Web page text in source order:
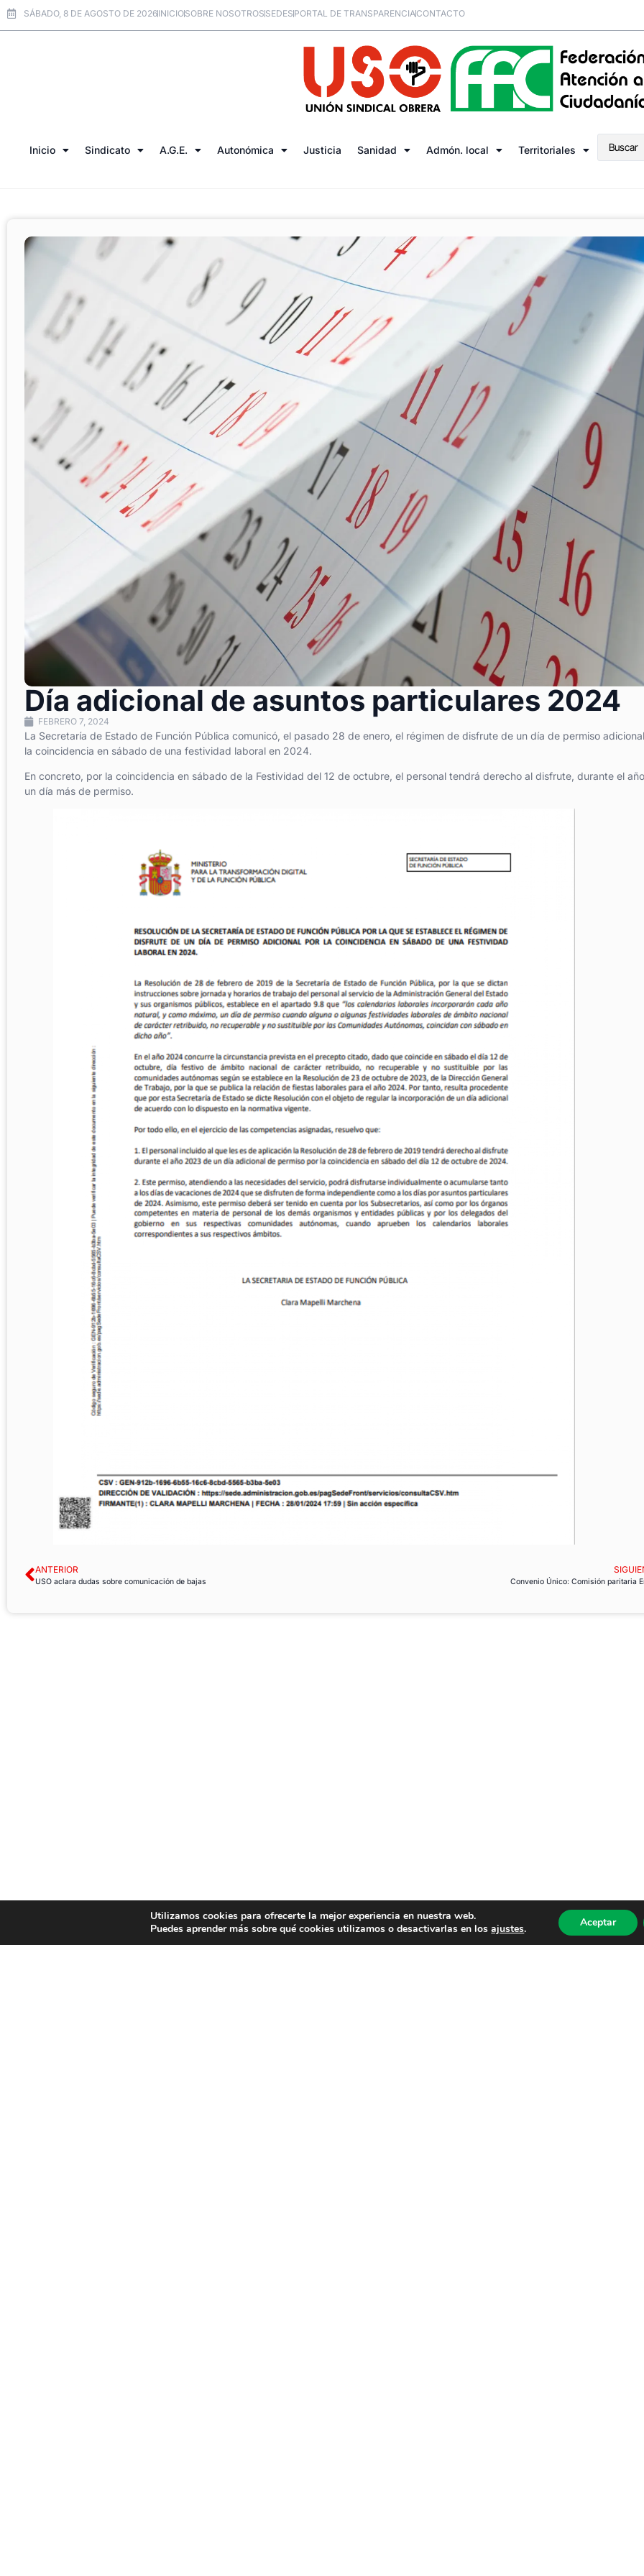
SÁBADO, 8 DE AGOSTO DE 2026INICIOSOBRE NOSOTROSSEDESPORTAL DE TRANSPARENCIACONTACTO
Inicio Sindicato A.G.E. Autonómica Justicia Sanidad Admón. local Territoriales
Día adicional de asuntos particulares 2024
FEBRERO 7, 2024
La Secretaría de Estado de Función Pública comunicó, el pasado 28 de enero, el régimen de disfrute de un día de permiso
la coincidencia en sábado de una festividad laboral en 2024.
En concreto, por la coincidencia en sábado de la Festividad del 12 de octubre, el personal tendrá derecho al disfrute, durante el
un día más de permiso.
ANTERIOR
USO aclara dudas sobre comunicación de bajas Convenio Único: Comisión paritaria
Utilizamos cookies para ofrecerte la mejor experiencia en nuestra web.
Puedes aprender más sobre qué cookies utilizamos o desactivarlas en losajustes. Aceptar